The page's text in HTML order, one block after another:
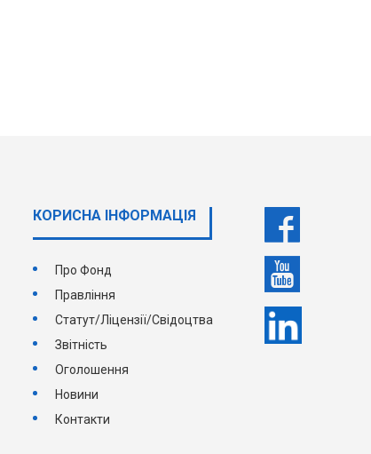
КОРИСНА ІНФОРМАЦІЯ
Про Фонд
Правління
Статут/Ліцензії/Свідоцтва
Звітність
Оголошення
Новини
Контакти